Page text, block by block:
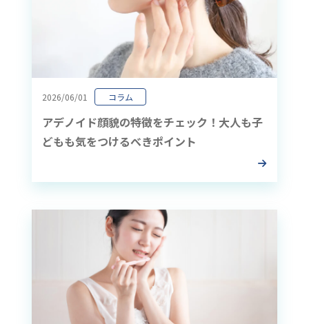
2026/06/01 コラム
アデノイド顔貌の特徴をチェック！大人も子
どもも気をつけるべきポイント